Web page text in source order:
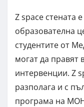
Z space стената
образователна
студентите от
могат да правят
интервенции. Z
разполага и с
програма на